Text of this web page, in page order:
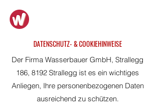
DATENSCHUTZ- & COOKIEHINWEISE
Der Firma Wasserbauer GmbH, Strallegg
186, 8192 Strallegg ist es ein wichtiges
Anliegen, Ihre personenbezogenen Daten
ausreichend zu schützen.